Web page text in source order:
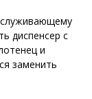
диспенсер с
и
заменить